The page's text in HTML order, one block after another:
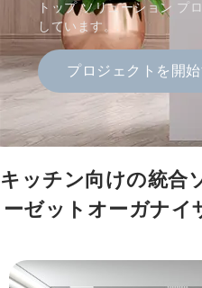
トップ ソリューション プ
しています。.
プロジェクトを開
キッチン向けの統合
ーゼットオーガナイ